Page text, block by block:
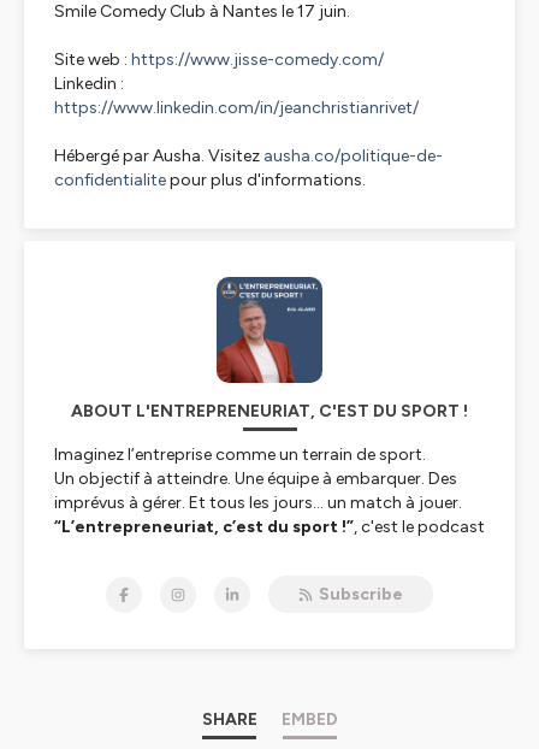
Smile Comedy Club à Nantes le 17 juin.
Site web : https://www.jisse-comedy.com/
Linkedin :
https://www.linkedin.com/in/jeanchristianrivet/
Hébergé par Ausha. Visitez ausha.co/politique-de-
confidentialitepour plus d'informations.
ABOUT L'ENTREPRENEURIAT, C'EST DU SPORT !
Imaginez l’entreprise comme un terrain de sport.
Un objectif à atteindre. Une équipe à embarquer. Des
imprévus à gérer. Et tous les jours… un match à jouer.
“L’entrepreneuriat, c’est du sport !”, c'est le podcast
Ici, pas de grandes théories, on parle terrain et surtout
“L’entrepreneuriat, c’est du sport !”
Subscribe
SHARE EMBED